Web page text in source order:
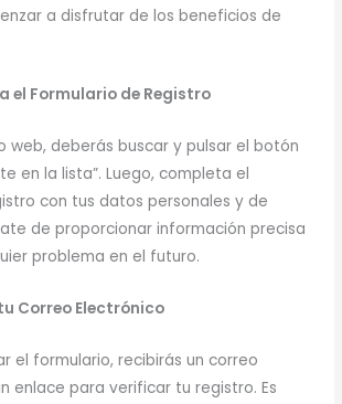
a disfrutar de los beneficios de
el Formulario de Registro
web, deberás buscar y pulsar el botón
en la lista”. Luego, completa el
con tus datos personales y de
de proporcionar información precisa
problema en el futuro.
Correo Electrónico
el formulario, recibirás un correo
enlace para verificar tu registro. Es